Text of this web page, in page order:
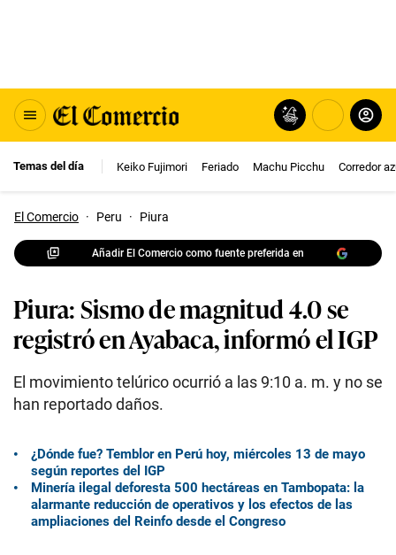
Temas del día Keiko Fujimori Feriado Machu Picchu Corredor
El Comercio · Peru · Piura
Añadir El Comercio como fuente preferida en
Piura: Sismo de magnitud 4.0 se
registró en Ayabaca, informó el IGP
El movimiento telúrico ocurrió a las 9:10 a. m. y no se
han reportado daños.
¿Dónde fue? Temblor en Perú hoy, miércoles 13 de mayo
según reportes del IGP
Minería ilegal deforesta 500 hectáreas en Tambopata: la
alarmante reducción de operativos y los efectos de las
ampliaciones del Reinfo desde el Congreso